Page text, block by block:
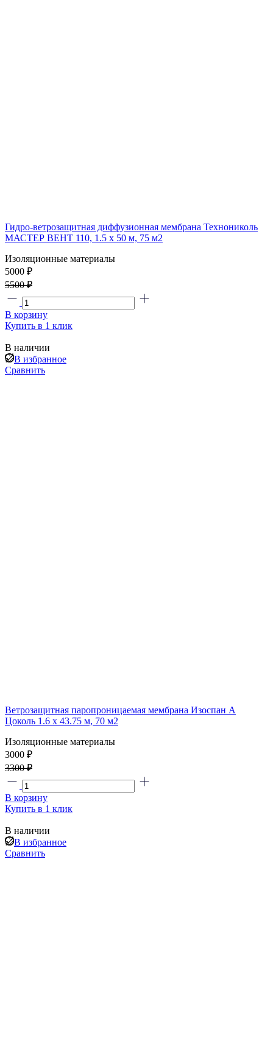
Гидро-ветрозащитная диффузионная мембрана Технониколь
МАСТЕР ВЕНТ 110, 1.5 x 50 м, 75 м2
Изоляционные материалы
5000 ₽
5500 ₽
В корзину
Купить в 1 клик
В наличии
В избранное
Сравнить
Ветрозащитная паропроницаемая мембрана Изоспан А
Цоколь 1.6 х 43.75 м, 70 м2
Изоляционные материалы
3000 ₽
3300 ₽
В корзину
Купить в 1 клик
В наличии
В избранное
Сравнить